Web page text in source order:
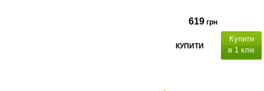
619 грн
КУПИТИ
Купити
в 1 клік